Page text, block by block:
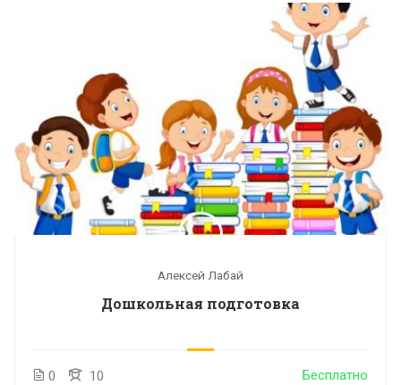
Алексей Лабай
Дошкольная подготовка
0 10 Бесплатно